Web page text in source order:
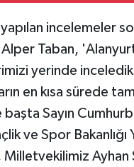
incelemeler
Alper Taban,
yerinde
en kısa sürede
Sayın
ve Spor
Ayhan